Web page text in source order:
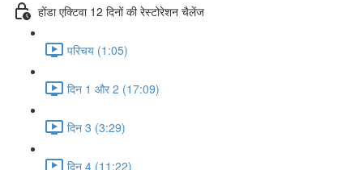
होंडा एक्टिवा 12 दिनों की रेस्टोरेशन चैलेंज
परिचय (1:05)
दिन 1 और 2 (17:09)
दिन 3 (3:29)
दिन 4 (11:22)